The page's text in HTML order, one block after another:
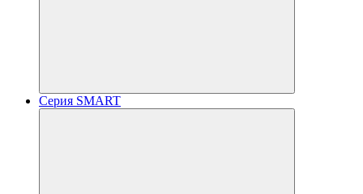
Серия SMART